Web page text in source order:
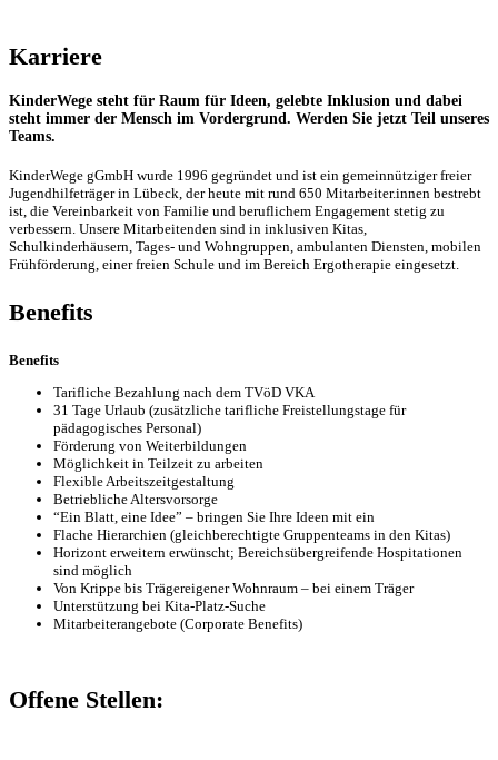
Karriere
KinderWege steht für Raum für Ideen, gelebte Inklusion und dabei
steht immer der Mensch im Vordergrund. Werden Sie jetzt Teil unseres
Teams.
KinderWege gGmbH wurde 1996 gegründet und ist ein gemeinnütziger freier
Jugendhilfeträger in Lübeck, der heute mit rund 650 Mitarbeiter.innen bestrebt
ist, die Vereinbarkeit von Familie und beruflichem Engagement stetig zu
verbessern. Unsere Mitarbeitenden sind in inklusiven Kitas,
Schulkinderhäusern, Tages- und Wohngruppen, ambulanten Diensten, mobilen
Frühförderung, einer freien Schule und im Bereich Ergotherapie eingesetzt.
Benefits
Benefits
Tarifliche Bezahlung nach dem TVöD VKA
31 Tage Urlaub (zusätzliche tarifliche Freistellungstage für
pädagogisches Personal)
Förderung von Weiterbildungen
Möglichkeit in Teilzeit zu arbeiten
Flexible Arbeitszeitgestaltung
Betriebliche Altersvorsorge
“Ein Blatt, eine Idee” – bringen Sie Ihre Ideen mit ein
Flache Hierarchien (gleichberechtigte Gruppenteams in den Kitas)
Horizont erweitern erwünscht; Bereichsübergreifende Hospitationen
sind möglich
Von Krippe bis Trägereigener Wohnraum – bei einem Träger
Unterstützung bei Kita-Platz-Suche
Mitarbeiterangebote (Corporate Benefits)
Offene Stellen: